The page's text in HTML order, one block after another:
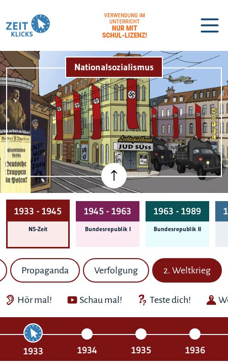
Biographien Lexikon
Nationalsozialismus
1933 - 1945
NS-Zeit
1945 - 1963
Bundes­republik I
1963 - 1989
Bundes­republik II
Propaganda Verfolgung 2. Weltkrieg
Hör mal! Schau mal! Teste dich!
1933 1934 1935 1936